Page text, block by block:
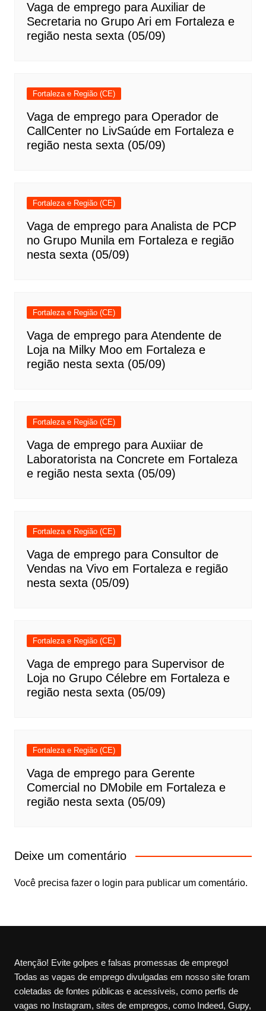
Vaga de emprego para Auxiliar de
Secretaria no Grupo Ari em Fortaleza e
região nesta sexta (05/09)
Fortaleza e Região (CE)
Vaga de emprego para Operador de
CallCenter no LivSaúde em Fortaleza e
região nesta sexta (05/09)
Fortaleza e Região (CE)
Vaga de emprego para Analista de PCP
no Grupo Munila em Fortaleza e região
nesta sexta (05/09)
Fortaleza e Região (CE)
Vaga de emprego para Atendente de
Loja na Milky Moo em Fortaleza e
região nesta sexta (05/09)
Fortaleza e Região (CE)
Vaga de emprego para Auxiiar de
Laboratorista na Concrete em Fortaleza
e região nesta sexta (05/09)
Fortaleza e Região (CE)
Vaga de emprego para Consultor de
Vendas na Vivo em Fortaleza e região
nesta sexta (05/09)
Fortaleza e Região (CE)
Vaga de emprego para Supervisor de
Loja no Grupo Célebre em Fortaleza e
região nesta sexta (05/09)
Fortaleza e Região (CE)
Vaga de emprego para Gerente
Comercial no DMobile em Fortaleza e
região nesta sexta (05/09)
Deixe um comentário
Você precisa fazer o login para publicar um comentário.
Atenção! Evite golpes e falsas promessas de emprego!
Todas as vagas de emprego divulgadas em nosso site foram
coletadas de fontes públicas e acessíveis, como perfis de
vagas no Instagram, sites de empregos, como Indeed, Gupy,